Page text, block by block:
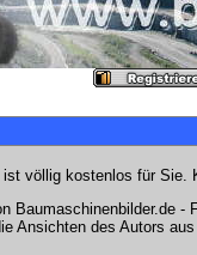
völlig kostenlos für
Baumaschinenbilder.de
Ansichten des Autors